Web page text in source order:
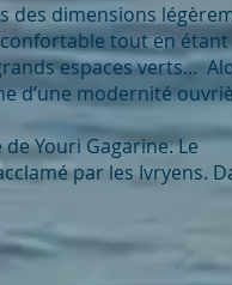
des dimensions
tout en étant
espaces verts...
d’une modernité
Youri Gagarine. Le
par les Ivryens.